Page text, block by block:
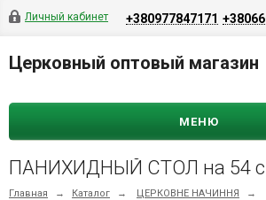
Личный кабинет +380977847171
Церковный оптовый магазин
МЕНЮ
Главная → Каталог → ЦЕРКОВНЕ НАЧИННЯ
→